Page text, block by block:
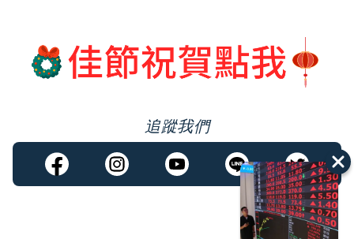
追蹤我們